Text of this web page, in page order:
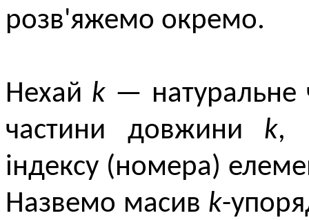
розв'яжемо окремо.
Нехай k— натуральне
частини довжини k,
індексу (номера)
Назвемо масив k-